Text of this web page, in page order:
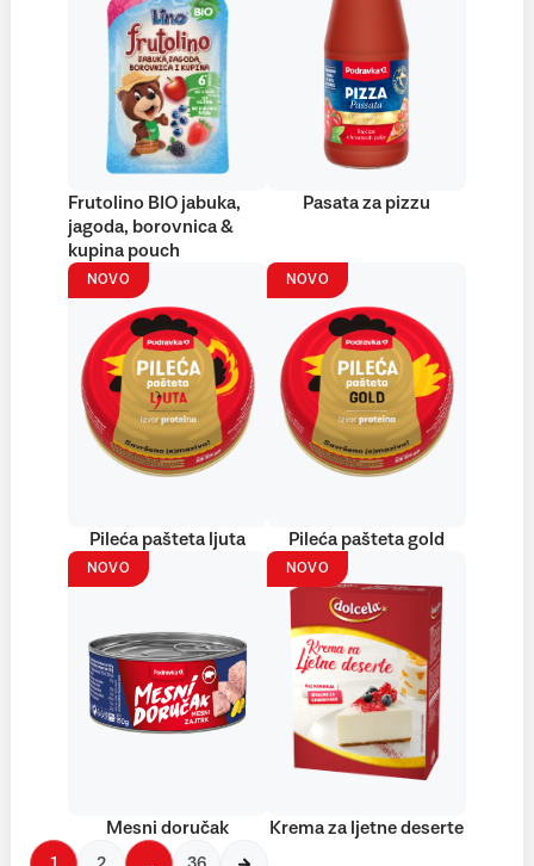
Frutolino BIO jabuka,
jagoda, borovnica &
kupina pouch
Pasata za pizzu
NOVO
Pileća pašteta ljuta
NOVO
Pileća pašteta gold
NOVO
Mesni doručak
NOVO
Krema za ljetne deserte